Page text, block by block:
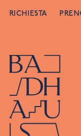
RICHIESTA